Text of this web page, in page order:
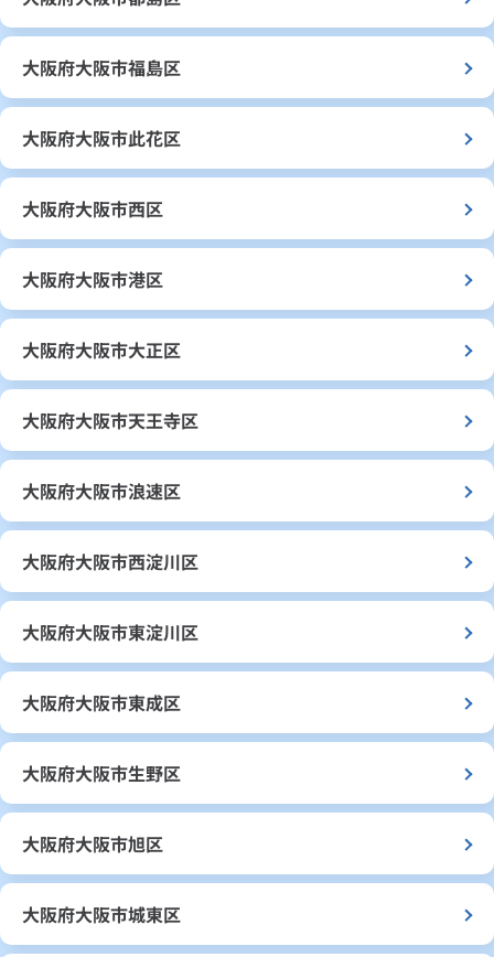
大阪府大阪市福島区
大阪府大阪市此花区
大阪府大阪市西区
大阪府大阪市港区
大阪府大阪市大正区
大阪府大阪市天王寺区
大阪府大阪市浪速区
大阪府大阪市西淀川区
大阪府大阪市東淀川区
大阪府大阪市東成区
大阪府大阪市生野区
大阪府大阪市旭区
大阪府大阪市城東区